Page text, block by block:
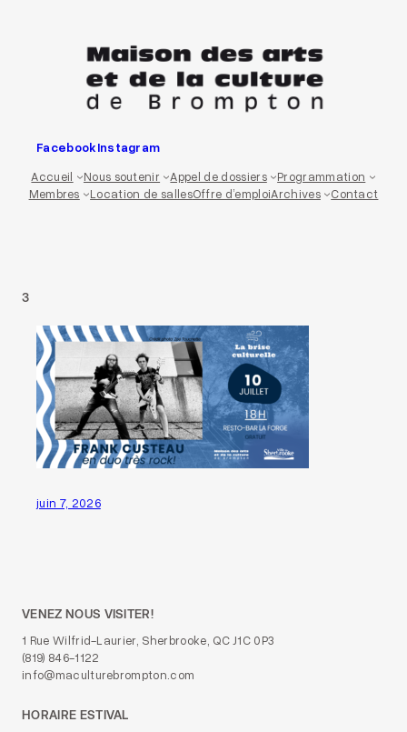
FacebookInstagram
Accueil
Nous soutenir Appel de dossiers
Programmation
Membres
Location de sallesOffre d’emploiArchives Contact
3
juin 7, 2026
VENEZ NOUS VISITER!
1 Rue Wilfrid-Laurier, Sherbrooke, QC J1C 0P3
(819) 846-1122
info@maculturebrompton.com
HORAIRE ESTIVAL